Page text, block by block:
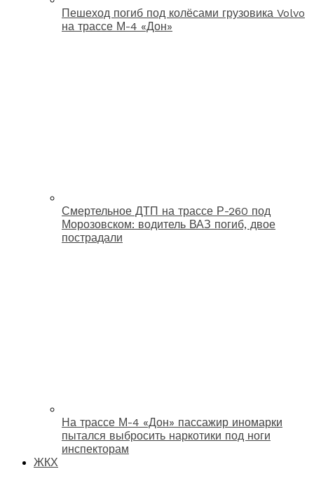
Пешеход погиб под колёсами грузовика Volvo
на трассе М-4 «Дон»
Смертельное ДТП на трассе Р-260 под
Морозовском: водитель ВАЗ погиб, двое
пострадали
На трассе М-4 «Дон» пассажир иномарки
пытался выбросить наркотики под ноги
инспекторам
ЖКХ